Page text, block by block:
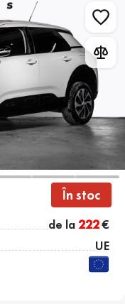
În stoc
de la222€
UE